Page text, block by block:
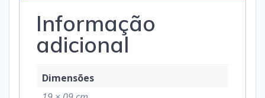
Informação
adicional
Dimensões